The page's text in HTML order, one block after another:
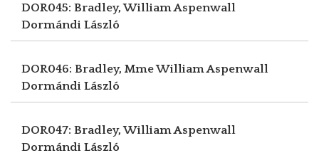
DOR045: Bradley, William Aspenwall
Dormándi László
DOR046: Bradley, Mme William Aspenwall
Dormándi László
DOR047: Bradley, William Aspenwall
Dormándi László